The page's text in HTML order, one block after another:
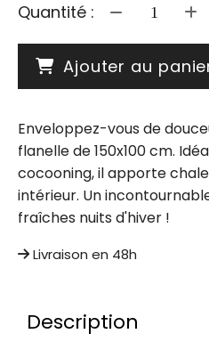
Quantité :
Ajouter au
Enveloppez-vous de
flanelle de 150x100 cm.
cocooning, il apporte
intérieur. Un
fraîches nuits d'hiver !
Livraison en 48h
Description